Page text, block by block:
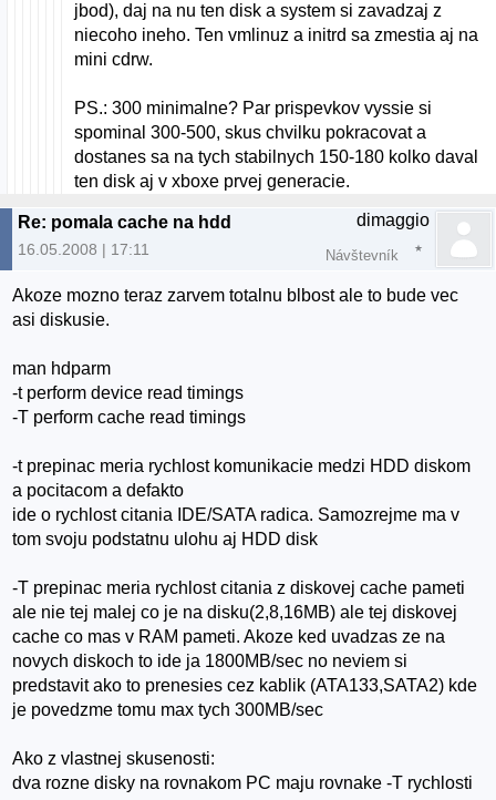
jbod), daj na nu ten disk a system si zavadzaj z
niecoho ineho. Ten vmlinuz a initrd sa zmestia aj na
mini cdrw.
PS.: 300 minimalne? Par prispevkov vyssie si
spominal 300-500, skus chvilku pokracovat a
dostanes sa na tych stabilnych 150-180 kolko daval
ten disk aj v xboxe prvej generacie.
Re: pomala cache na hdd
16.05.2008 | 17:11
dimaggio
Návštevník
Akoze mozno teraz zarvem totalnu blbost ale to bude vec
asi diskusie.
man hdparm
-t perform device read timings
-T perform cache read timings
-t prepinac meria rychlost komunikacie medzi HDD diskom
a pocitacom a defakto
ide o rychlost citania IDE/SATA radica. Samozrejme ma v
tom svoju podstatnu ulohu aj HDD disk
-T prepinac meria rychlost citania z diskovej cache pameti
ale nie tej malej co je na disku(2,8,16MB) ale tej diskovej
cache co mas v RAM pameti. Akoze ked uvadzas ze na
novych diskoch to ide ja 1800MB/sec no neviem si
predstavit ako to prenesies cez kablik (ATA133,SATA2) kde
je povedzme tomu max tych 300MB/sec
Ako z vlastnej skusenosti:
dva rozne disky na rovnakom PC maju rovnake -T rychlosti